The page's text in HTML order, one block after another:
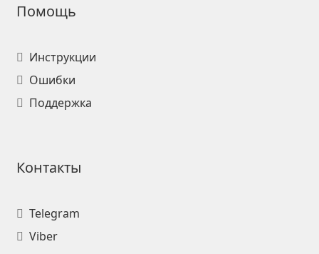
Помощь
Инструкции
Ошибки
Поддержка
Контакты
Telegram
Viber